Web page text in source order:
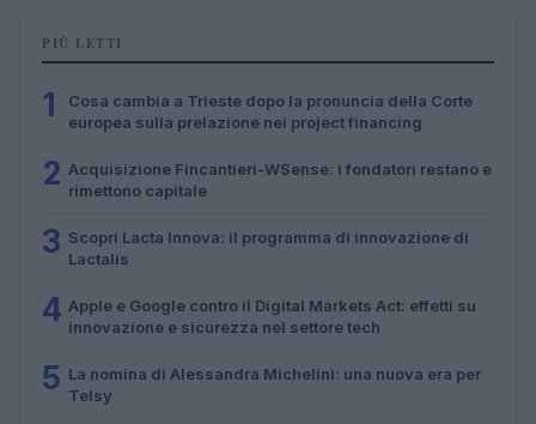
PIÙ LETTI
1
Cosa cambia a Trieste dopo la pronuncia della Corte
europea sulla prelazione nei project financing
2 Acquisizione Fincantieri-WSense: i fondatori restano e
rimettono capitale
3 Scopri Lacta Innova: il programma di innovazione di
Lactalis
4 Apple e Google contro il Digital Markets Act: effetti su
innovazione e sicurezza nel settore tech
5 La nomina di Alessandra Michelini: una nuova era per
Telsy